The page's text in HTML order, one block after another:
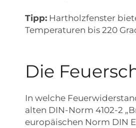
Tipp: Hartholzfenster
Temperaturen bis 220
Die
In welche
alten DIN-Norm 4102-2
europäischen Norm DIN